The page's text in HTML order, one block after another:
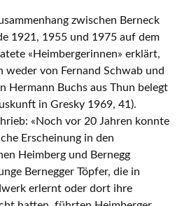
zwischen Berneck
1921, 1955 und 1975 auf dem
«Heimbergerinnen» erklärt,
weder von Fernand Schwab und
Hermann Buchs aus Thun belegt
in Gresky 1969, 41).
«Noch vor 20 Jahren konnte
Erscheinung in den
Heimberg und Bernegg
Bernegger Töpfer, die in
erlernt oder dort ihre